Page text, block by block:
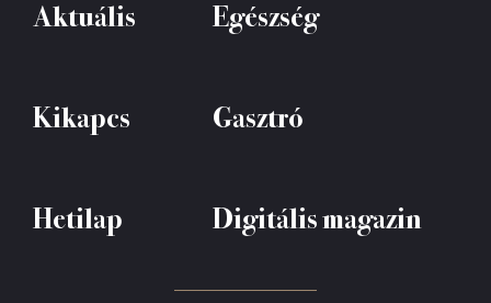
Aktuális Egészség
Kikapcs Gasztró
Hetilap Digitális magazin